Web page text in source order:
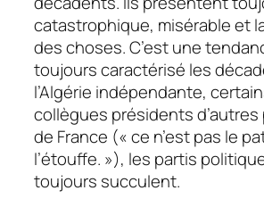
catastrophique, misérable et
des choses. C’est une
toujours caractérisé les
l’Algérie indépendante,
collègues présidents d’autres
de France (« ce n’est pas le
l’étouffe. »), les partis
toujours succulent.